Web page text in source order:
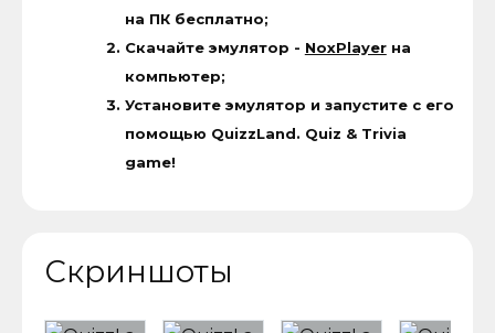
на ПК бесплатно;
Скачайте эмулятор - NoxPlayerна
компьютер;
Установите эмулятор и запустите с его
помощью QuizzLand. Quiz & Trivia
game!
Скриншоты